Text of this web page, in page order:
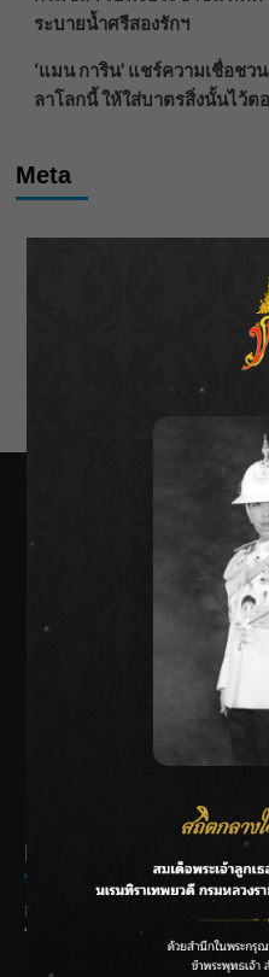
ระบายน้ำศรีสองรักฯ
‘แมน การิน’ แชร์ความเชื่อช
ลาโลกนี้ ให้ใส่บาตรสิ่งนั้นไว้ต
Meta
Recent Posts
กรมประมงฟื้น “บ้านธารทอง” จ
โปรตีนยั่งยืนตามพระราชดำริ